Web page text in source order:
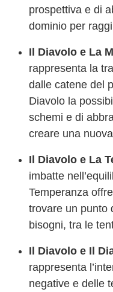
prospettiva e di
dominio per
Il Diavolo e La
rappresenta la
dalle catene del
Diavolo la
schemi e di
creare una
Il Diavolo e La
imbatte
Temperanza
trovare un punto
bisogni, tra le
Il Diavolo e Il
rappresenta
negative e delle